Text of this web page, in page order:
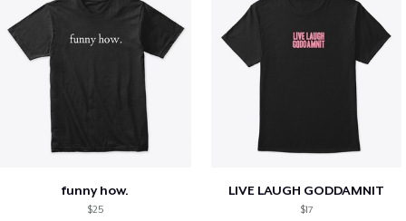
funny how.
$25
LIVE LAUGH GODDAMNIT
$17